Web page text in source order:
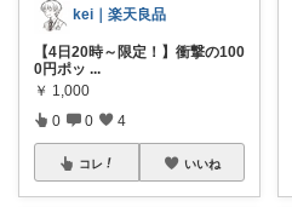
kei｜楽天良品
【4日20時～限定！】衝撃の100
0円ポッ ...
￥ 1,000
0 0 4
コレ いいね